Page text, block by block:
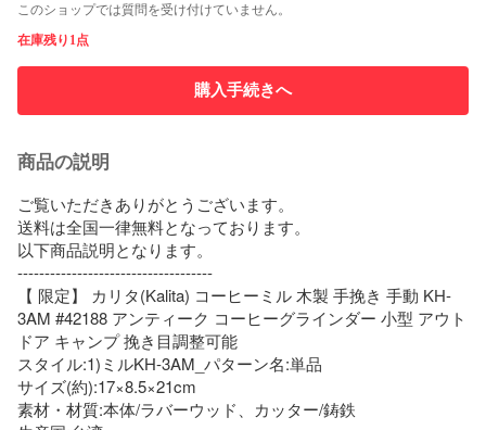
このショップでは質問を受け付けていません。
在庫残り1点
購入手続きへ
商品の説明
ご覧いただきありがとうございます。
送料は全国一律無料となっております。
以下商品説明となります。
------------------------------------
【 限定】 カリタ(Kalita) コーヒーミル 木製 手挽き 手動 KH-
3AM #42188 アンティーク コーヒーグラインダー 小型 アウト
ドア キャンプ 挽き目調整可能
スタイル:1)ミルKH-3AM_パターン名:単品
サイズ(約):17×8.5×21cm
素材・材質:本体/ラバーウッド、カッター/鋳鉄